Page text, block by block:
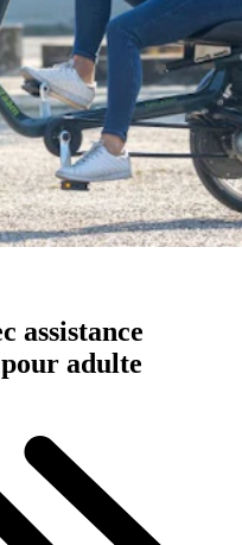
assistance
adulte